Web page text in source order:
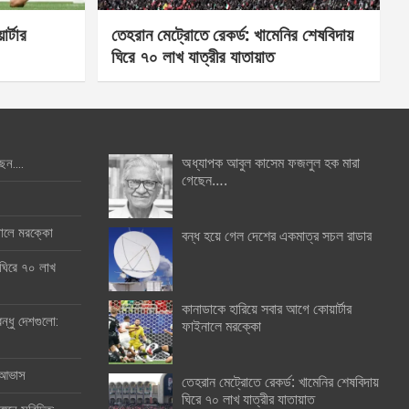
তেহরান মেট্রোতে রেকর্ড: খামেনির শেষবিদায়
ঘিরে ৭০ লাখ যাত্রীর যাতায়াত
মরক্কো
৭০ লাখ
দেশগুলো:
অধ্যাপক আবুল কাসেম ফজলুল হক মারা
গেছেন….
বন্ধ হয়ে গেল দেশের একমাত্র সচল রাডার
কানাডাকে হারিয়ে সবার আগে কোয়ার্টার
ফাইনালে মরক্কো
তেহরান মেট্রোতে রেকর্ড: খামেনির শেষবিদায়
ঘিরে ৭০ লাখ যাত্রীর যাতায়াত